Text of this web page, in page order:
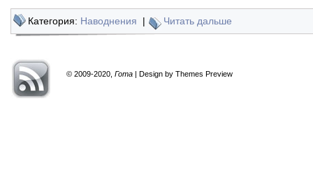
Категория: Наводнения | Читать дальше
© 2009-2020, Гота | Design by Themes Preview